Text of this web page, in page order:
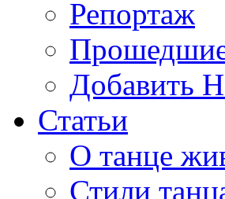
Репортаж
Добавить
Статьи
О танце
Стили